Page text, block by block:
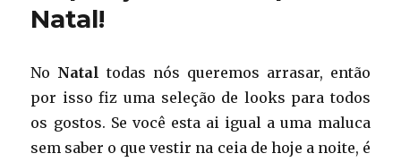
Natal!
No Natal todas nós queremos arrasar, então
por isso fiz uma seleção de looks para todos
os gostos. Se você esta ai igual a uma maluca
sem saber o que vestir na ceia de hoje a noite, é